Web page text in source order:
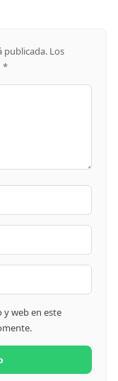
publicada. Los
*
web en este